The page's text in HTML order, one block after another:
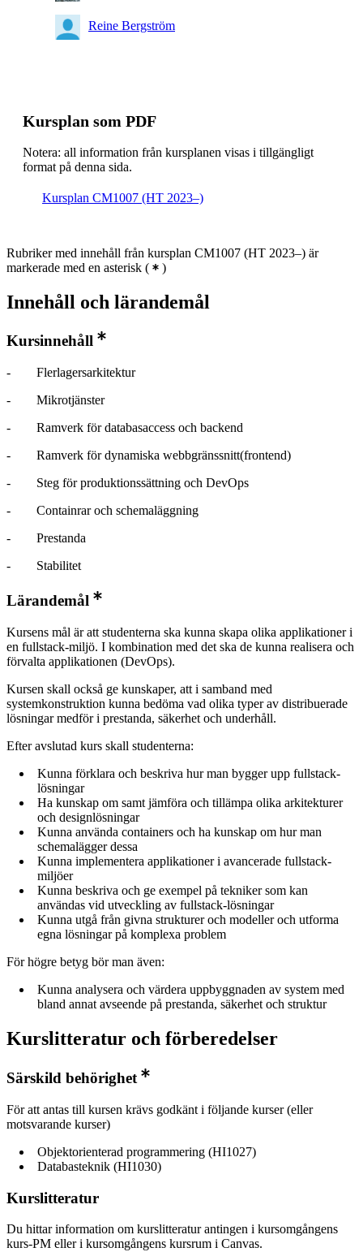
Reine Bergström
Kursplan som PDF
Notera: all information från kursplanen visas i tillgängligt
format på denna sida.
Kursplan CM1007 (HT 2023–)
Rubriker med innehåll från kursplan CM1007 (HT 2023–) är
markerade med en asterisk ( )
Innehåll och lärandemål
Kursinnehåll
- Flerlagersarkitektur
- Mikrotjänster
- Ramverk för databasaccess och backend
- Ramverk för dynamiska webbgränssnitt(frontend)
- Steg för produktionssättning och DevOps
- Containrar och schemaläggning
- Prestanda
- Stabilitet
Lärandemål
Kursens mål är att studenterna ska kunna skapa olika applikationer i
en fullstack-miljö. I kombination med det ska de kunna realisera och
förvalta applikationen (DevOps).
Kursen skall också ge kunskaper, att i samband med
systemkonstruktion kunna bedöma vad olika typer av distribuerade
lösningar medför i prestanda, säkerhet och underhåll.
Efter avslutad kurs skall studenterna:
Kunna förklara och beskriva hur man bygger upp fullstack-
lösningar
Ha kunskap om samt jämföra och tillämpa olika arkitekturer
och designlösningar
Kunna använda containers och ha kunskap om hur man
schemalägger dessa
Kunna implementera applikationer i avancerade fullstack-
miljöer
Kunna beskriva och ge exempel på tekniker som kan
användas vid utveckling av fullstack-lösningar
Kunna utgå från givna strukturer och modeller och utforma
egna lösningar på komplexa problem
För högre betyg bör man även:
Kunna analysera och värdera uppbyggnaden av system med
bland annat avseende på prestanda, säkerhet och struktur
Kurslitteratur och förberedelser
Särskild behörighet
För att antas till kursen krävs godkänt i följande kurser (eller
motsvarande kurser)
Objektorienterad programmering (HI1027)
Databasteknik (HI1030)
Kurslitteratur
Du hittar information om kurslitteratur antingen i kursomgångens
kurs-PM eller i kursomgångens kursrum i Canvas.